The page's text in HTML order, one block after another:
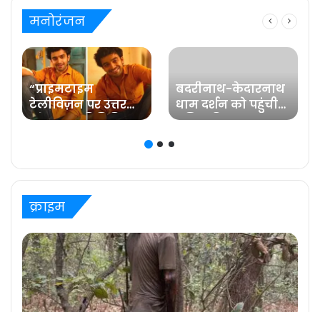
मनोरंजन
“प्राइमटाइम
टेलीविज़न पर उत्तर
प्रदेश का प्रतिनिधित्व
प्रविष्ट मिश्रा, कलर्स के
‘बरेली के बच्चन’ में
बदरीनाथ-केदारनाथ
धाम दर्शन को पहुंची
प्रसिद्ध फिल्म
क्राइम